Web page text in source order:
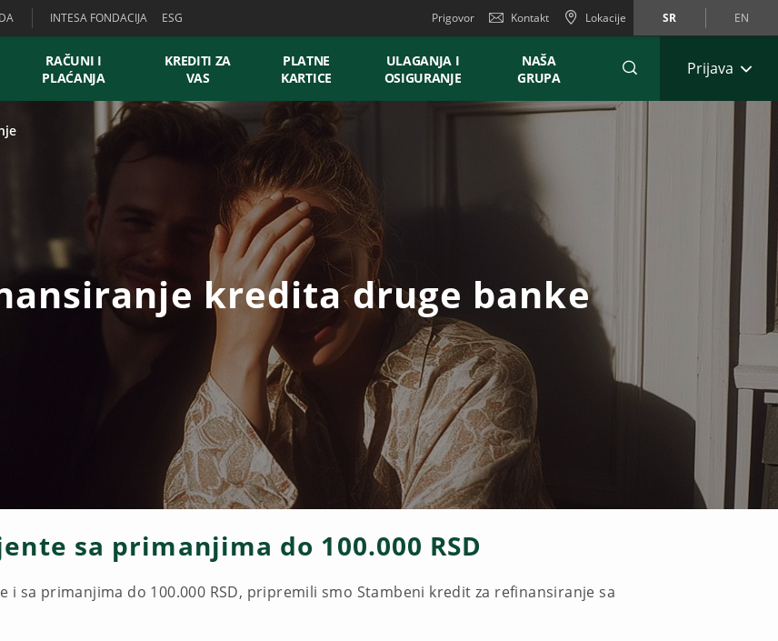
INTESA FONDACIJA ESG Prigovor Kontakt Lokacije SR EN
RAČUNI I
PLAĆANJA
KREDITI ZA
VAS
PLATNE
KARTICE
ULAGANJA I
OSIGURANJE
NAŠA
GRUPA
Prijava
kredita druge banke
sa primanjima do 100.000 RSD
i sa primanjima do 100.000 RSD, pripremili smo Stambeni kredit za refinansiranje sa